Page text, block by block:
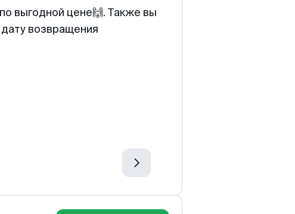
выгодной цене🙌. Также вы
возвращения